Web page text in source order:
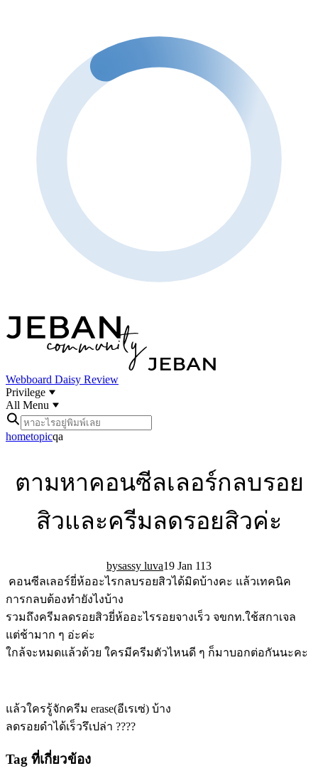
Webboard Daisy Review
Privilege
All Menu
hometopicqa
ตามหาคอนซีลเลอร์กลบรอย
สิวและครีมลดรอยสิวค่ะ
sassy luva19 Jan 113
คอนซีลเลอร์ยี่ห้ออะไรกลบรอยสิวได้มิดบ้างคะ แล้วเทคนิค
การกลบต้องทำยังไงบ้าง
รวมถึงครีมลดรอยสิวยี่ห้ออะไรรอยจางเร็ว จขกท.ใช้สกาเจล
แต่ช้ามาก ๆ อ่ะค่ะ
ใกล้จะหมดแล้วด้วย ใครมีครีมตัวไหนดี ๆ ก็มาบอกต่อกันนะคะ
แล้วใครรู้จักครีม erase(อีเรเซ่) บ้าง
ลดรอยดำได้เร็วรึเปล่า ????
Tag ที่เกี่ยวข้อง